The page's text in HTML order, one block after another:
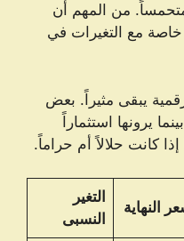
من المهم أن
خاصة مع التغيرات في
يبقى مثيراً. بعض
يرونها استثماراً
كانت حلالاً أم حراماً.
النهاية
التغير
النسبى